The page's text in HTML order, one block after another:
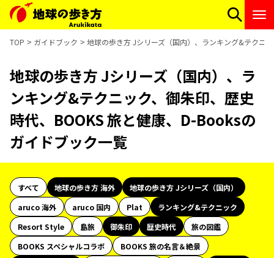
TOP ガイドブック 地球の歩き方 Jシリーズ（国内）、ランキング&テクニ
地球の歩き方 Jシリーズ（国内）、ラ
ンキング&テクニック、御朱印、歴史
時代、BOOKS 旅と健康、D-Booksの
ガイドブック一覧
すべて 地球の歩き方 海外
地球の歩き方 Jシリーズ（国内）
aruco 海外
aruco 国内 Plat
ランキング&テクニック
Resort Style
島旅 御朱印 歴史時代
旅の図鑑
BOOKS スペシャルコラボ
BOOKS 旅の名言＆絶景